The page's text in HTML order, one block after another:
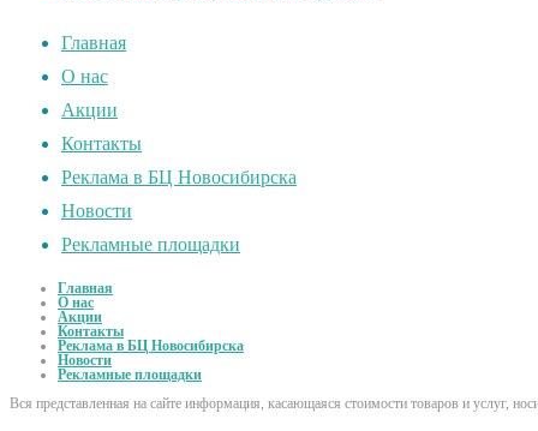
Главная
О нас
Акции
Контакты
Реклама в БЦ Новосибирска
Новости
Рекламные площадки
Главная
О нас
Акции
Контакты
Реклама в БЦ Новосибирска
Новости
Рекламные площадки
Вся представленная на сайте информация, касающаяся стоимости товаров и услуг,